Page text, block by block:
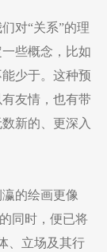
对“关系”的理
些概念，比如
少于。这种预
友情，也有带
新的、更深入
的绘画更像
同时，便已将
、立场及其行